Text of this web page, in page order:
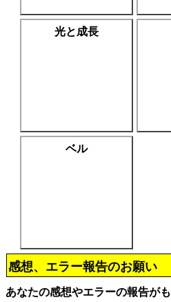
光と成長
ベル
感想、エラー報告のお願い
あなたの感想やエラーの報告が